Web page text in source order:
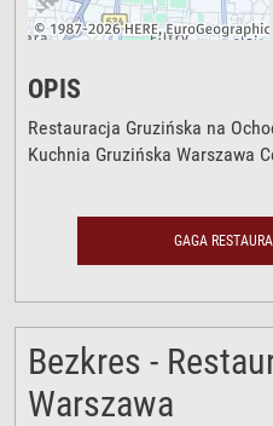
OPIS
Restauracja Gruzińska na
Kuchnia Gruzińska Warszawa
GAGA
Bezkres -
Warszawa